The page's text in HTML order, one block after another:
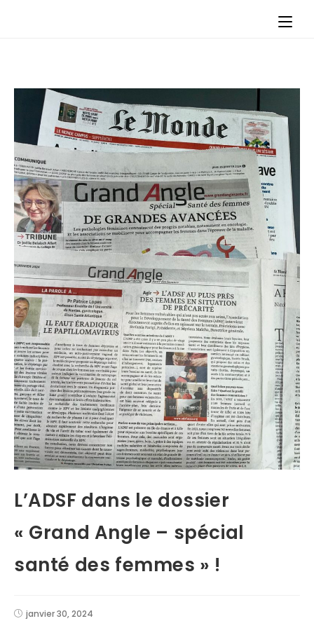
L’ADSF dans le dossier
« Grand Angle – spécial
santé des femmes » !
janvier 30, 2024